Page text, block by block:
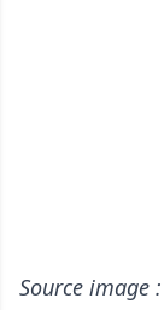
Source image